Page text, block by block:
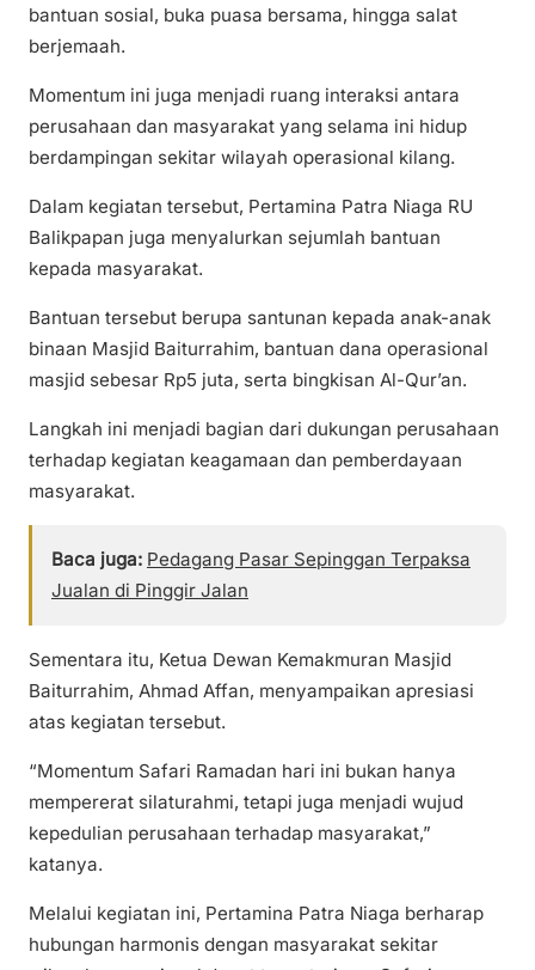
bantuan sosial, buka puasa bersama, hingga salat
berjemaah.
Momentum ini juga menjadi ruang interaksi antara
perusahaan dan masyarakat yang selama ini hidup
berdampingan sekitar wilayah operasional kilang.
Dalam kegiatan tersebut, Pertamina Patra Niaga RU
Balikpapan juga menyalurkan sejumlah bantuan
kepada masyarakat.
Bantuan tersebut berupa santunan kepada anak-anak
binaan Masjid Baiturrahim, bantuan dana operasional
masjid sebesar Rp5 juta, serta bingkisan Al-Qur’an.
Langkah ini menjadi bagian dari dukungan perusahaan
terhadap kegiatan keagamaan dan pemberdayaan
masyarakat.
Baca juga: Pedagang Pasar Sepinggan Terpaksa
Jualan di Pinggir Jalan
Sementara itu, Ketua Dewan Kemakmuran Masjid
Baiturrahim, Ahmad Affan, menyampaikan apresiasi
atas kegiatan tersebut.
“Momentum Safari Ramadan hari ini bukan hanya
mempererat silaturahmi, tetapi juga menjadi wujud
kepedulian perusahaan terhadap masyarakat,”
katanya.
Melalui kegiatan ini, Pertamina Patra Niaga berharap
hubungan harmonis dengan masyarakat sekitar